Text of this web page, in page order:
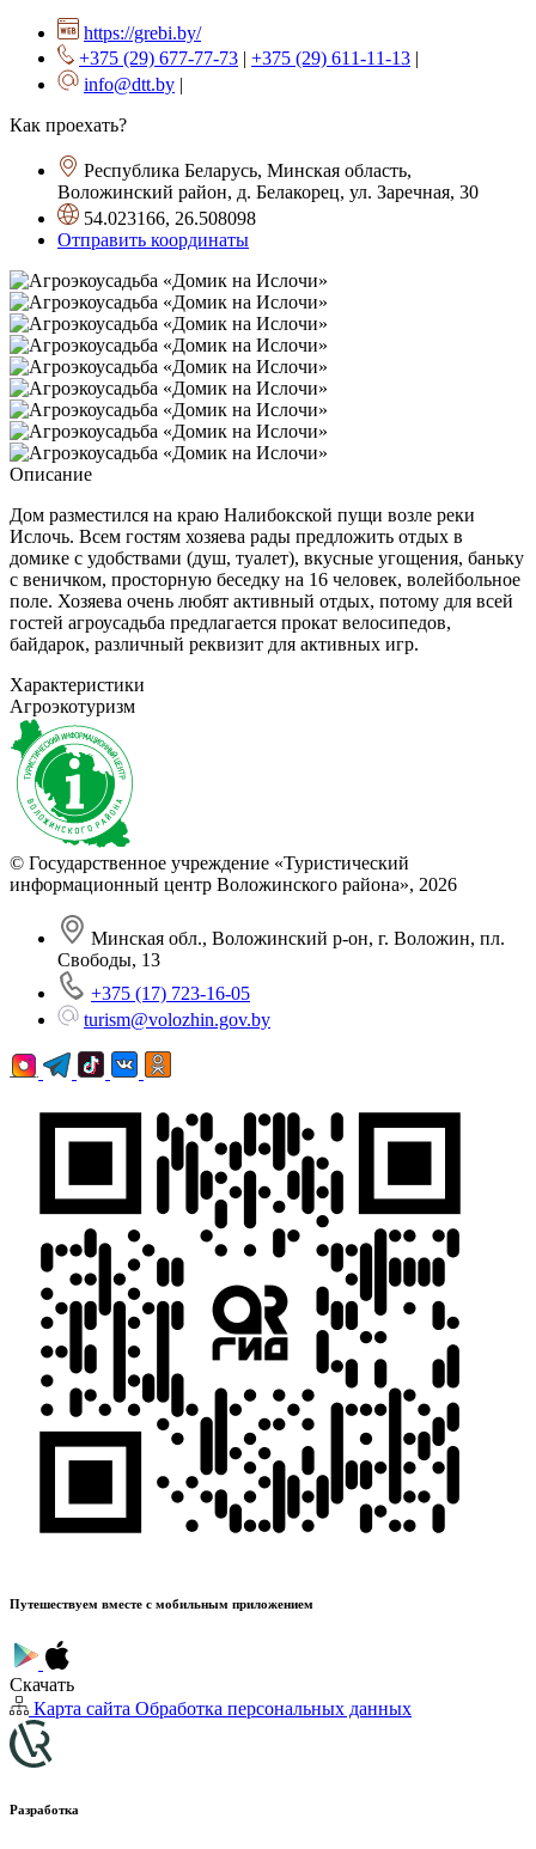
https://grebi.by/
+375 (29) 677-77-73 | +375 (29) 611-11-13 |
info@dtt.by |
Как проехать?
Республика Беларусь, Минская область,
Воложинский район, д. Белакорец, ул. Заречная, 30
54.023166, 26.508098
Отправить координаты
Описание
Дом разместился на краю Налибокской пущи возле реки
Ислочь. Всем гостям хозяева рады предложить отдых в
домике с удобствами (душ, туалет), вкусные угощения, баньку
с веничком, просторную беседку на 16 человек, волейбольное
поле. Хозяева очень любят активный отдых, потому для всей
гостей агроусадьба предлагается прокат велосипедов,
байдарок, различный реквизит для активных игр.
Характеристики
Агроэкотуризм
© Государственное учреждение «Туристический
информационный центр Воложинского района», 2026
Минская обл., Воложинский р-он, г. Воложин, пл.
Свободы, 13
+375 (17) 723-16-05
turism@volozhin.gov.by
Путешествуем вместе с мобильным приложением
Скачать
Карта сайта Обработка персональных данных
Разработка